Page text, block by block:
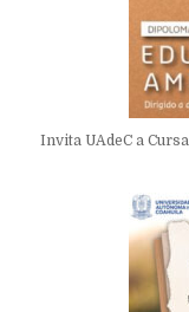
Invita UAdeC a